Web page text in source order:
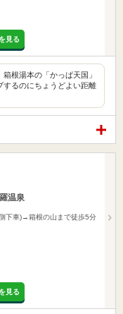
見る
根湯本の「かっぱ天国」
するのにちょうどよい距離
温泉
下車)→箱根の山まで徒歩5分
見る